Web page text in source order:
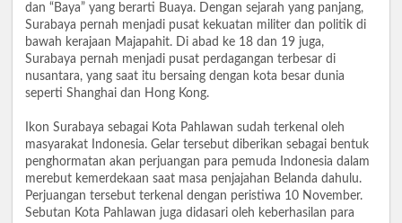
dan “Baya” yang berarti Buaya. Dengan sejarah yang panjang,
Surabaya pernah menjadi pusat kekuatan militer dan politik di
bawah kerajaan Majapahit. Di abad ke 18 dan 19 juga,
Surabaya pernah menjadi pusat perdagangan terbesar di
nusantara, yang saat itu bersaing dengan kota besar dunia
seperti Shanghai dan Hong Kong.
Ikon Surabaya sebagai Kota Pahlawan sudah terkenal oleh
masyarakat Indonesia. Gelar tersebut diberikan sebagai bentuk
penghormatan akan perjuangan para pemuda Indonesia dalam
merebut kemerdekaan saat masa penjajahan Belanda dahulu.
Perjuangan tersebut terkenal dengan peristiwa 10 November.
Sebutan Kota Pahlawan juga didasari oleh keberhasilan para